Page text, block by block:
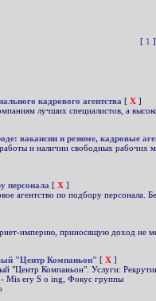
[1
кадрового агентства [ X ]
лучших специалистов, а
вакансии и резюме, кадровые
и наличии свободных рабочих
персонала [ X ]
агентство по подбору персонала.
империю, приносящую доход не
"Центр Компаньон" [ X ]
"Центр Компаньон". Услуги:
- Mis ery S o ing, Фокус группы